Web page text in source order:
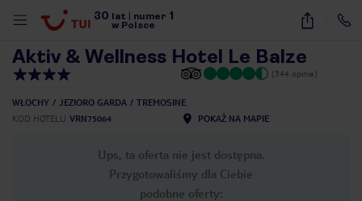
30 lat numer 1
w Polsce
17
Aktiv & Wellness Hotel Le Balze
(344 opinie)
WŁOCHY JEZIORO GARDA
TREMOSINE
KOD HOTELU VRN75064 POKAŻ NA MAPIE
Ups, ta oferta nie jest dostępna.
Przygotowaliśmy dla Ciebie
podobne oferty: